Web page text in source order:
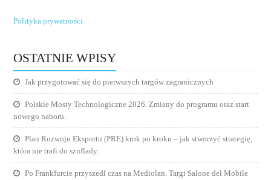
Polityka prywatności
OSTATNIE WPISY
Jak przygotować się do pierwszych targów zagranicznych
Polskie Mosty Technologiczne 2026. Zmiany do programu oraz start
nowego naboru.
Plan Rozwoju Eksportu (PRE) krok po kroku – jak stworzyć strategię,
która nie trafi do szuflady.
Po Frankfurcie przyszedł czas na Mediolan. Targi Salone del Mobile